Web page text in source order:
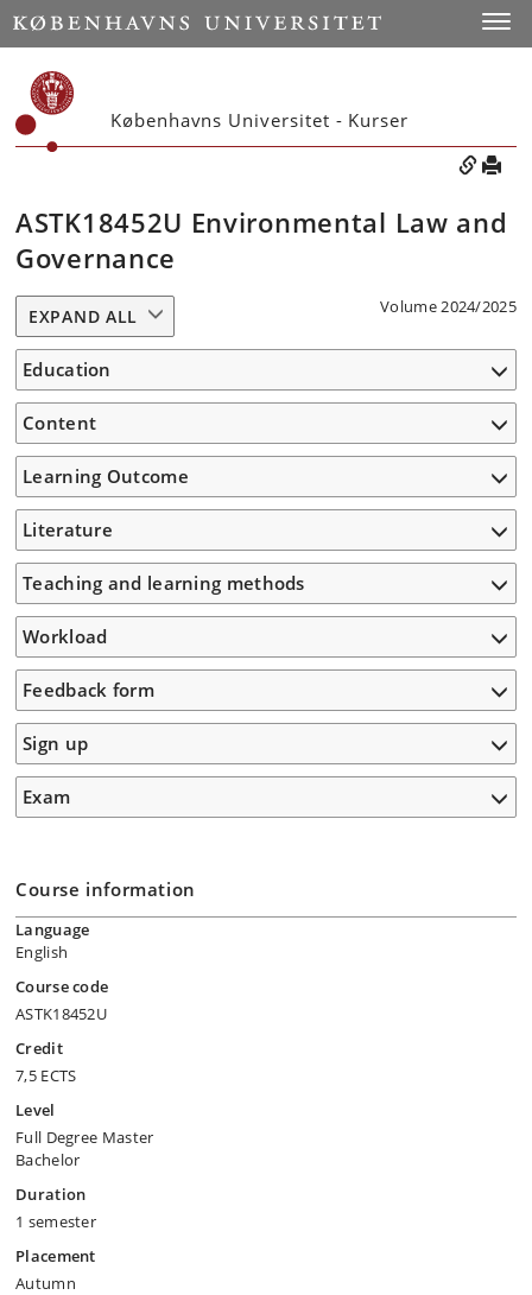
Københavns Universitet - Kurser
ASTK18452U Environmental Law and
Governance
Volume 2024/2025
EXPAND ALL
Education
Content
Learning Outcome
Literature
Teaching and learning methods
Workload
Feedback form
Sign up
Exam
Course information
Language
English
Course code
ASTK18452U
Credit
7,5 ECTS
Level
Full Degree Master
Bachelor
Duration
1 semester
Placement
Autumn